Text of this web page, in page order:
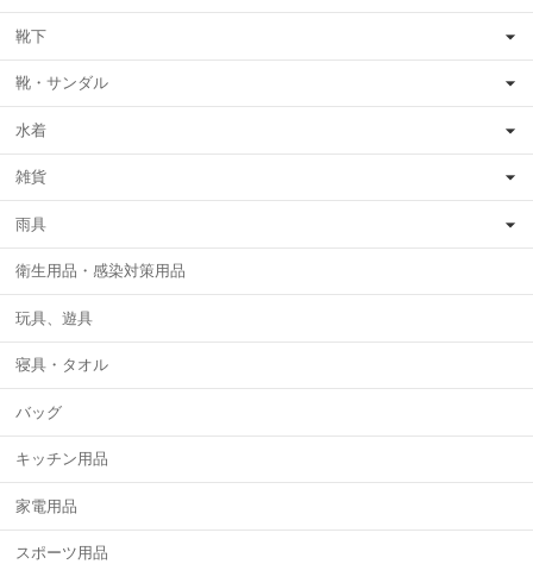
靴下
靴・サンダル
水着
雑貨
雨具
衛生用品・感染対策用品
玩具、遊具
寝具・タオル
バッグ
キッチン用品
家電用品
スポーツ用品